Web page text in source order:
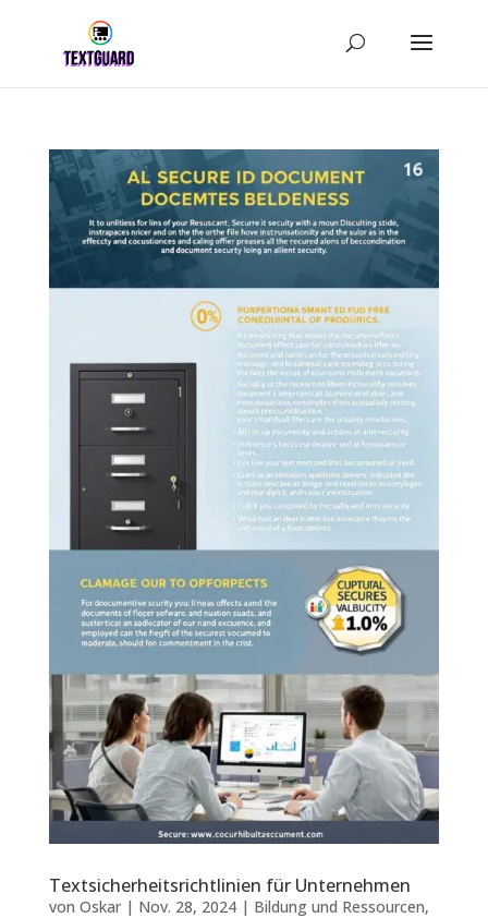
Textsicherheitsrichtlinien für Unternehmen
von Oskar| Nov. 28, 2024| Bildung und Ressourcen,